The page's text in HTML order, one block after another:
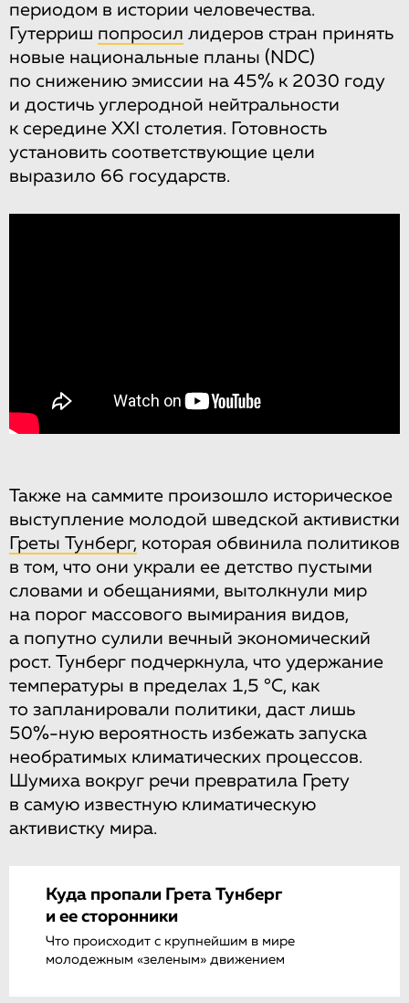
периодом в истории человечества.
Гутерриш попросил лидеров стран принять
новые национальные планы (NDC)
по снижению эмиссии на 45% к 2030 году
и достичь углеродной нейтральности
к середине XXI столетия. Готовность
установить соответствующие цели
выразило 66 государств.
Также на саммите произошло историческое
выступление молодой шведской активистки
Греты Тунберг, которая обвинила политиков
в том, что они украли ее детство пустыми
словами и обещаниями, вытолкнули мир
на порог массового вымирания видов,
а попутно сулили вечный экономический
рост. Тунберг подчеркнула, что удержание
температуры в пределах 1,5 °C, как
то запланировали политики, даст лишь
50%-ную вероятность избежать запуска
необратимых климатических процессов.
Шумиха вокруг речи превратила Грету
в самую известную климатическую
активистку мира.
Куда пропали Грета Тунберг
и ее сторонники
Что происходит с крупнейшим в мире
молодежным «зеленым» движением